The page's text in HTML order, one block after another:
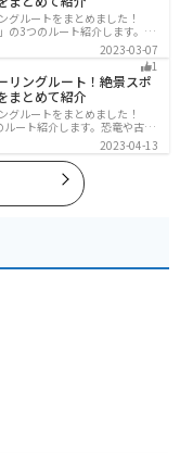
グルートをまとめました！
の3つのルート紹介します。歴
り、自然豊かや山々、グルメ
きます。バイクで奈良県にツ
てください。
2023-03-07
1
リングルート！絶景スポ
まとめて紹介
グルートをまとめました！
ルート紹介します。恐竜や古代
れるスポットが多数ありま
リングに行く際は参考にして
2023-04-13